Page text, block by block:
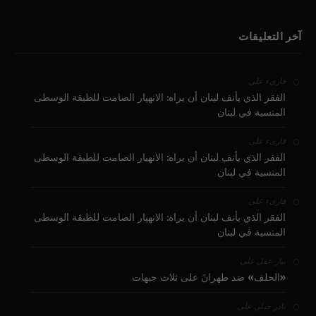
آخر التعليقات
قارىء على
الفقر الذي يأنف لبنان أن يراه: الانهيار الصامت للطبقة الوسطى
المنسية في لبنان
قارىء على
الفقر الذي يأنف لبنان أن يراه: الانهيار الصامت للطبقة الوسطى
المنسية في لبنان
قارىء على
الفقر الذي يأنف لبنان أن يراه: الانهيار الصامت للطبقة الوسطى
المنسية في لبنان
بيار عقل على
«الحلف» ضد طهرانَ على ثلاث جبهات
نادر جبلي على